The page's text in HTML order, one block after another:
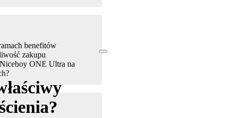
benefitów
zakupu
ONE Ultra na